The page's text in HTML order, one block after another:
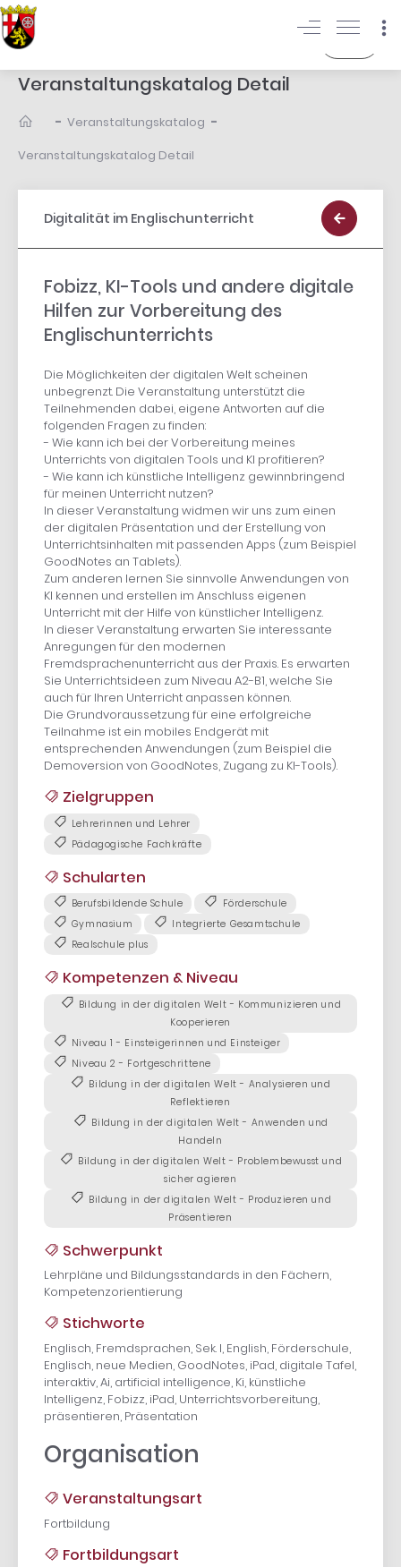
Veranstaltungskatalog Detail
- Veranstaltungskatalog -
Veranstaltungskatalog Detail
Digitalität im Englischunterricht
Fobizz, KI-Tools und andere digitale
Hilfen zur Vorbereitung des
Englischunterrichts
Die Möglichkeiten der digitalen Welt scheinen
unbegrenzt. Die Veranstaltung unterstützt die
Teilnehmenden dabei, eigene Antworten auf die
folgenden Fragen zu finden:
- Wie kann ich bei der Vorbereitung meines
Unterrichts von digitalen Tools und KI profitieren?
- Wie kann ich künstliche Intelligenz gewinnbringend
für meinen Unterricht nutzen?
In dieser Veranstaltung widmen wir uns zum einen
der digitalen Präsentation und der Erstellung von
Unterrichtsinhalten mit passenden Apps (zum Beispiel
GoodNotes an Tablets).
Zum anderen lernen Sie sinnvolle Anwendungen von
KI kennen und erstellen im Anschluss eigenen
Unterricht mit der Hilfe von künstlicher Intelligenz.
In dieser Veranstaltung erwarten Sie interessante
Anregungen für den modernen
Fremdsprachenunterricht aus der Praxis. Es erwarten
Sie Unterrichtsideen zum Niveau A2-B1, welche Sie
auch für Ihren Unterricht anpassen können.
Die Grundvoraussetzung für eine erfolgreiche
Teilnahme ist ein mobiles Endgerät mit
entsprechenden Anwendungen (zum Beispiel die
Demoversion von GoodNotes, Zugang zu KI-Tools).
Zielgruppen
Lehrerinnen und Lehrer
Pädagogische Fachkräfte
Schularten
Berufsbildende Schule
Förderschule
Gymnasium
Integrierte Gesamtschule
Realschule plus
Kompetenzen & Niveau
Bildung in der digitalen Welt - Kommunizieren und
Kooperieren
Niveau 1 - Einsteigerinnen und Einsteiger
Niveau 2 - Fortgeschrittene
Bildung in der digitalen Welt - Analysieren und
Reflektieren
Bildung in der digitalen Welt - Anwenden und
Handeln
Bildung in der digitalen Welt - Problembewusst und
sicher agieren
Bildung in der digitalen Welt - Produzieren und
Präsentieren
Schwerpunkt
Lehrpläne und Bildungsstandards in den Fächern,
Kompetenzorientierung
Stichworte
Englisch, Fremdsprachen, Sek. I, English, Förderschule,
Englisch, neue Medien, GoodNotes, iPad, digitale Tafel,
interaktiv, Ai, artificial intelligence, Ki, künstliche
Intelligenz, Fobizz, iPad, Unterrichtsvorbereitung,
präsentieren, Präsentation
Organisation
Veranstaltungsart
Fortbildung
Fortbildungsart